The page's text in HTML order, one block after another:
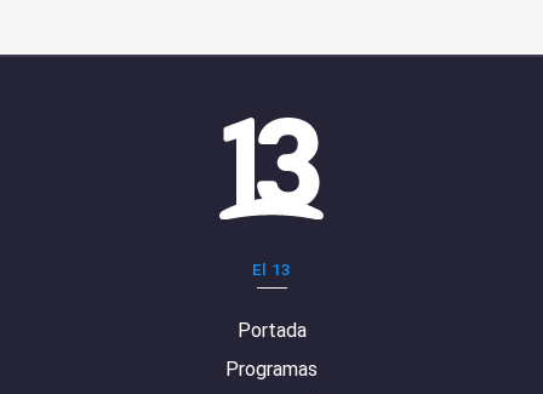
El 13
Portada
Programas